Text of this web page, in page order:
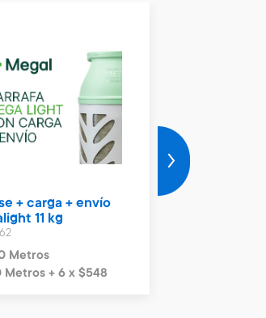
+ carga + envío
11 kg
Metros
Metros + 6 x $548